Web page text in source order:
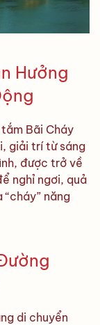
Hưởng
Bãi Cháy
giải trí từ sáng
được trở về
nghỉ ngơi, quả
năng
di chuyển